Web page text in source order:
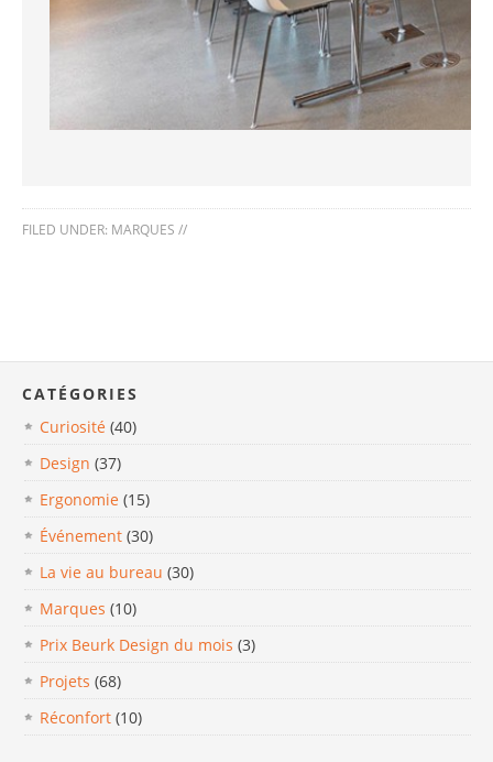
FILED UNDER: MARQUES //
CATÉGORIES
Curiosité (40)
Design (37)
Ergonomie (15)
Événement (30)
La vie au bureau (30)
Marques (10)
Prix Beurk Design du mois (3)
Projets (68)
Réconfort (10)